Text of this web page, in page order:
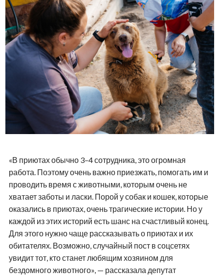
«В приютах обычно 3–4 сотрудника, это огромная
работа. Поэтому очень важно приезжать, помогать им и
проводить время с животными, которым очень не
хватает заботы и ласки. Порой у собак и кошек, которые
оказались в приютах, очень трагические истории. Но у
каждой из этих историй есть шанс на счастливый конец.
Для этого нужно чаще рассказывать о приютах и их
обитателях. Возможно, случайный пост в соцсетях
увидит тот, кто станет любящим хозяином для
бездомного животного», — рассказала депутат